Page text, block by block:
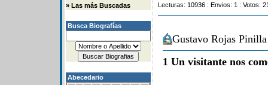
» Las más Buscadas
Busca Biografías
Abecedario
Lecturas: 10936 : Envios: 1 : Votos:
Gustavo Rojas
1 Un visitante nos